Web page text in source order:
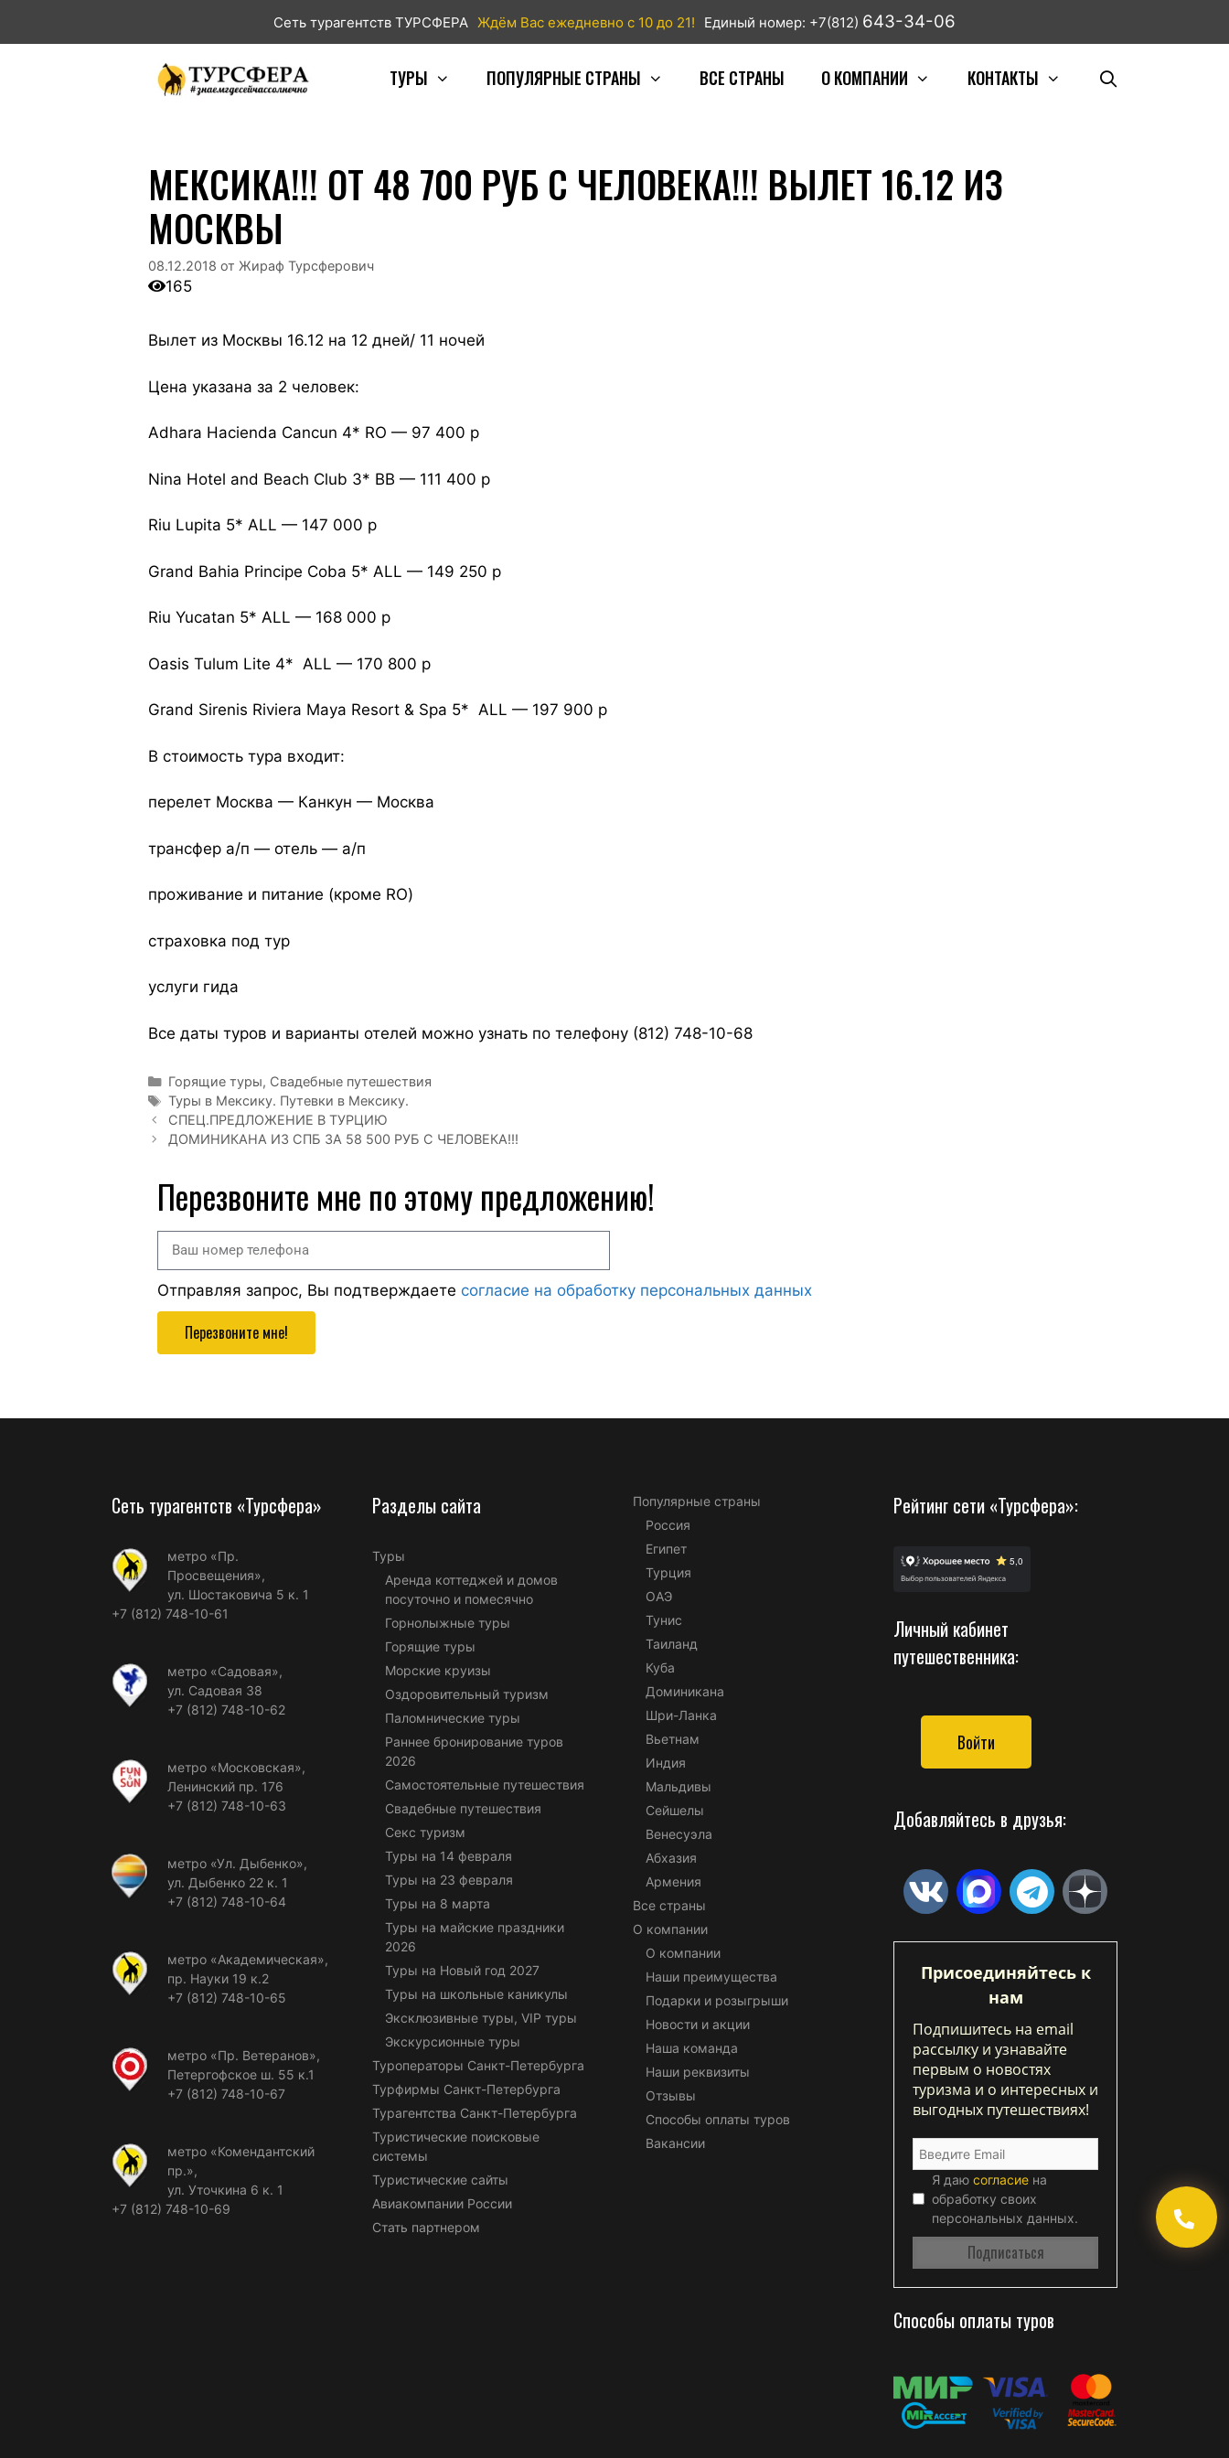
Сеть турагентств ТУРСФЕРА Ждём Вас ежедневно с 10 до 21! Единый номер: +7(812) 643-34-06
ТУРЫ ПОПУЛЯРНЫЕ СТРАНЫ ВСЕ СТРАНЫ О КОМПАНИИ КОНТАКТЫ
МЕКСИКА!!! ОТ 48 700 РУБ С ЧЕЛОВЕКА!!! ВЫЛЕТ 16.12 ИЗ
МОСКВЫ
08.12.2018 от Жираф Турсферович
165
Вылет из Москвы 16.12 на 12 дней/ 11 ночей
Цена указана за 2 человек:
Adhara Hacienda Cancun 4* RO — 97 400 р
Nina Hotel and Beach Club 3* ВВ — 111 400 р
Riu Lupita 5* ALL — 147 000 р
Grand Bahia Principe Coba 5* ALL — 149 250 р
Riu Yucatan 5* ALL — 168 000 р
Oasis Tulum Lite 4* ALL — 170 800 р
Grand Sirenis Riviera Maya Resort & Spa 5* ALL — 197 900 р
В стоимость тура входит:
перелет Москва — Канкун — Москва
трансфер а/п — отель — а/п
проживание и питание (кроме RO)
страховка под тур
услуги гида
Все даты туров и варианты отелей можно узнать по телефону (812) 748-10-68
Горящие туры, Свадебные путешествия
Туры в Мексику. Путевки в Мексику.
СПЕЦ.ПРЕДЛОЖЕНИЕ В ТУРЦИЮ
ДОМИНИКАНА ИЗ СПБ ЗА 58 500 РУБ С ЧЕЛОВЕКА!!!
Перезвоните мне по этому предложению!
Отправляя запрос, Вы подтверждаете согласие на обработку персональных данных
Перезвоните мне!
Сеть турагентств «Турсфера»
метро «Пр.
Просвещения»,
ул. Шостаковича 5 к. 1
+7 (812) 748-10-61
метро «Садовая»,
ул. Садовая 38
+7 (812) 748-10-62
метро «Московская»,
Ленинский пр. 176
+7 (812) 748-10-63
метро «Ул. Дыбенко»,
ул. Дыбенко 22 к. 1
+7 (812) 748-10-64
метро «Академическая»,
пр. Науки 19 к.2
+7 (812) 748-10-65
метро «Пр. Ветеранов»,
Петергофское ш. 55 к.1
+7 (812) 748-10-67
метро «Комендантский
пр.»,
ул. Уточкина 6 к. 1
+7 (812) 748-10-69
Разделы сайта
Туры
Аренда коттеджей и домов
посуточно и помесячно
Горнолыжные туры
Горящие туры
Морские круизы
Оздоровительный туризм
Паломнические туры
Раннее бронирование туров
2026
Самостоятельные путешествия
Свадебные путешествия
Секс туризм
Туры на 14 февраля
Туры на 23 февраля
Туры на 8 марта
Туры на майские праздники
2026
Туры на Новый год 2027
Туры на школьные каникулы
Эксклюзивные туры, VIP туры
Экскурсионные туры
Туроператоры Санкт-Петербурга
Турфирмы Санкт-Петербурга
Турагентства Санкт-Петербурга
Туристические поисковые
системы
Туристические сайты
Авиакомпании России
Стать партнером
Популярные страны
Россия
Египет
Турция
ОАЭ
Тунис
Таиланд
Куба
Доминикана
Шри-Ланка
Вьетнам
Индия
Мальдивы
Сейшелы
Венесуэла
Абхазия
Армения
Все страны
О компании
О компании
Наши преимущества
Подарки и розыгрыши
Новости и акции
Наша команда
Наши реквизиты
Отзывы
Способы оплаты туров
Вакансии
Рейтинг сети «Турсфера»:
Личный кабинет
путешественника:
Войти
Добавляйтесь в друзья:
Присоединяйтесь к
нам
Подпишитесь на email
рассылку и узнавайте
первым о новостях
туризма и о интересных и
выгодных путешествиях!
Я даю согласие на
обработку своих
персональных данных.
Способы оплаты туров